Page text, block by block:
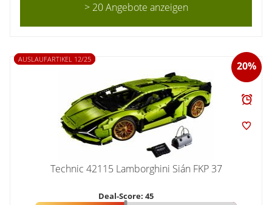
> 20 Angebote anzeigen
20%
AUSLAUFARTIKEL 12/25
Technic 42115 Lamborghini Sián FKP 37
Deal-Score: 45